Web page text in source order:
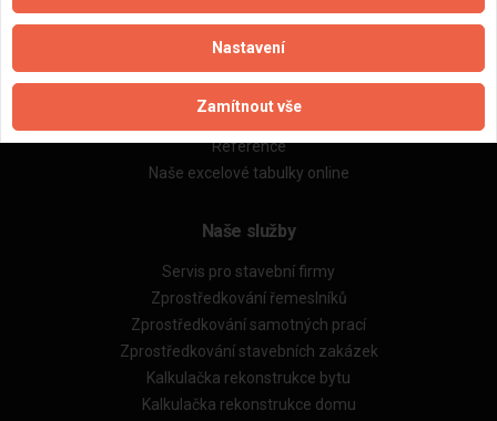
Naše firmy a řemeslníci
Zpracování a ochrana osobních údajů
Reference
Naše excelové tabulky online
Naše služby
Servis pro stavební firmy
Zprostředkování řemeslníků
Zprostředkování samotných prací
Zprostředkování stavebních zakázek
Kalkulačka rekonstrukce bytu
Kalkulačka rekonstrukce domu
Nastavení
Zamítnout vše